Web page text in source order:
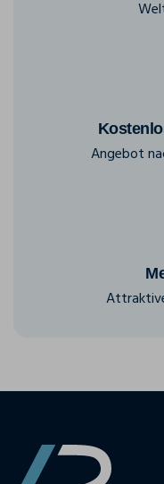
Angebot